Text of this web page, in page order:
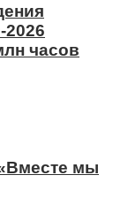
2026
часов
мы